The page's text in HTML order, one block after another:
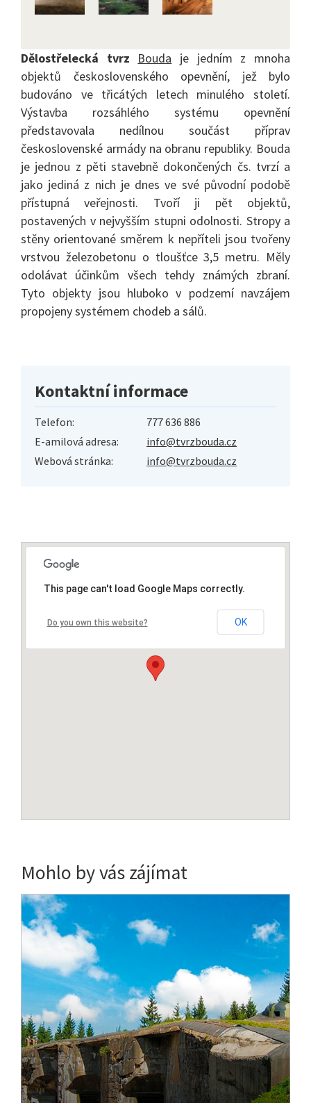
Dělostřelecká tvrz Bouda je jedním z mnoha
objektů československého opevnění, jež bylo
budováno ve třicátých letech minulého století.
Výstavba rozsáhlého systému opevnění
představovala nedílnou součást příprav
československé armády na obranu republiky. Bouda
je jednou z pěti stavebně dokončených čs. tvrzí a
jako jediná z nich je dnes ve své původní podobě
přístupná veřejnosti. Tvoří ji pět objektů,
postavených v nejvyšším stupni odolnosti. Stropy a
stěny orientované směrem k nepříteli jsou tvořeny
vrstvou železobetonu o tloušťce 3,5 metru. Měly
odolávat účinkům všech tehdy známých zbraní.
Tyto objekty jsou hluboko v podzemí navzájem
propojeny systémem chodeb a sálů.
Kontaktní informace
Telefon:
777 636 886
E-amilová adresa:
info@tvrzbouda.cz
Webová stránka:
info@tvrzbouda.cz
This page can't load Google Maps correctly.
Do you own this website? OK
Mohlo by vás zájímat